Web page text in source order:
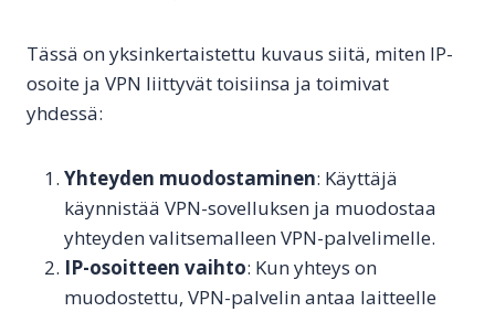
Tässä on yksinkertaistettu kuvaus siitä, miten IP-
osoite ja VPN liittyvät toisiinsa ja toimivat
yhdessä:
Yhteyden muodostaminen: Käyttäjä
käynnistää VPN-sovelluksen ja muodostaa
yhteyden valitsemalleen VPN-palvelimelle.
IP-osoitteen vaihto: Kun yhteys on
muodostettu, VPN-palvelin antaa laitteelle